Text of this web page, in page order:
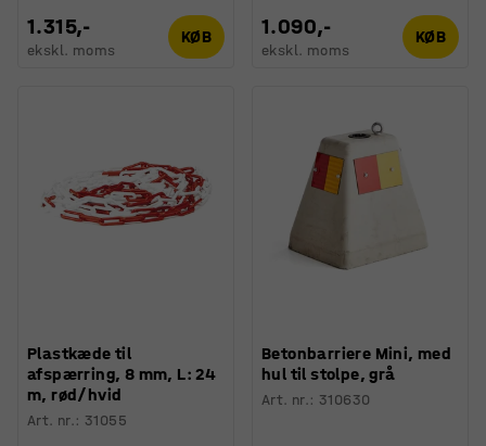
1.315,-
ekskl. moms
KØB 1.090,-
ekskl. moms
KØB
Plastkæde til
afspærring, 8 mm, L: 24
m, rød/hvid
Art. nr.: 31055
Betonbarriere Mini, med
hul til stolpe, grå
Art. nr.: 310630